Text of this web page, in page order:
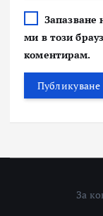
Запазване
ми в този
коментирам.
За